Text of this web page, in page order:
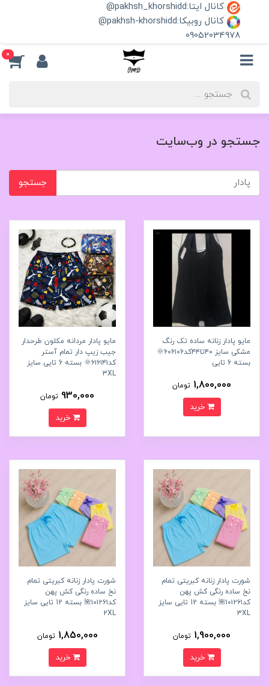
کانال ایتا:pakhsh_khorshidd@
کانال روبیکا:pakhsh-khorshidd@
09052034978
0
جستجو در وب‌سایت
جستجو
مایو پادار زنانه ساده تک رنگ
مشکی سایز ۴۰تا۴۴کد۶۰۶۱۰۶🌞
بسته 6 تایی
1,800,000 تومان
خرید
مایو پادار مردانه مکلون طرحدار
جیب زیپ دار تمام آستر
کد۶۱۶۱۴۱🌞 بسته 6 تایی سایز
3XL
930,000 تومان
خرید
شورت پادار زنانه کبریتی تمام
نخ ساده رنگی کش پهن
کد۱۰۱۲۶۱🌺 بسته 12 تایی سایز
3XL
1,900,000 تومان
خرید
شورت پادار زنانه کبریتی تمام
نخ ساده رنگی کش پهن
کد۱۰۱۲۶۱🌺 بسته 12 تایی سایز
2XL
1,850,000 تومان
خرید